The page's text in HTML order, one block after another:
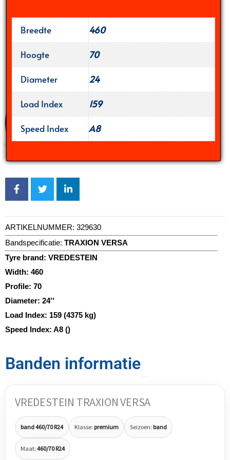
Breedte
460
Hoogte
70
Diameter
24
Load Index
159
Speed Index
A8
ARTIKELNUMMER: 329630
Bandspecificatie: TRAXION VERSA
Tyre brand: VREDESTEIN
Width: 460
Profile: 70
Diameter: 24''
Load Index: 159 (4375 kg)
Speed Index: A8 ()
Banden informatie
VREDESTEIN TRAXION VERSA
band 460/70 R24 Klasse: premium Seizoen: band
Maat: 460/70 R24